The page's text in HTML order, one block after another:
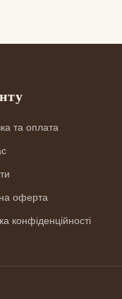
та оплата
оферта
конфіденційності